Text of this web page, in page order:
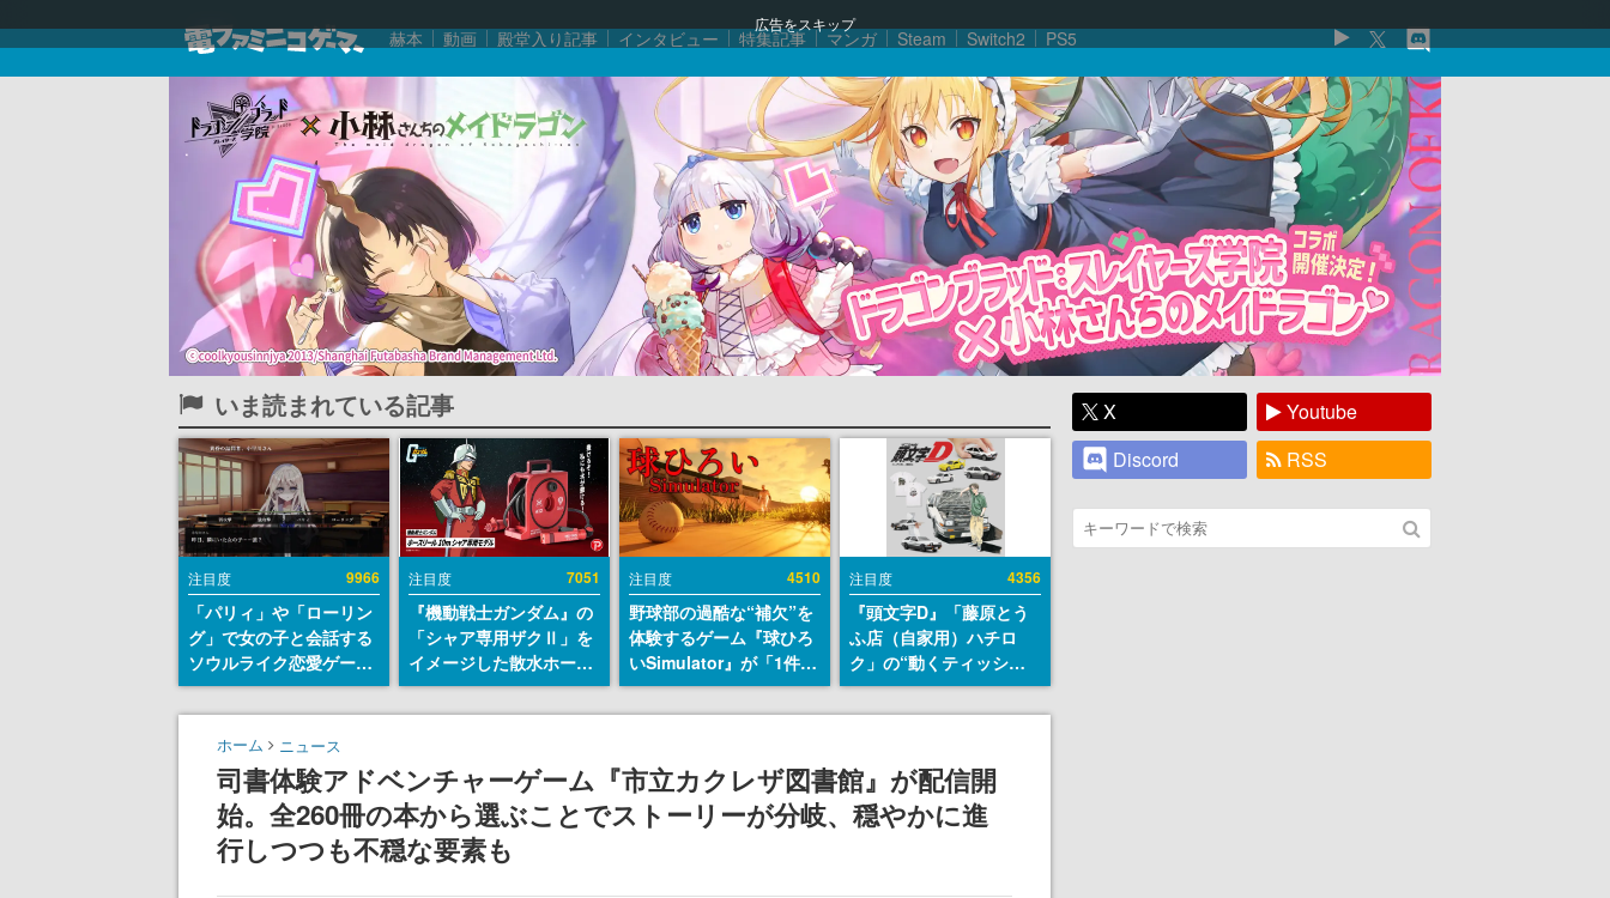
広告をスキップ
赫本 動画 殿堂入り記事 インタビュー 特集記事 マンガ Steam Switch2 PS5
いま読まれている記事
注目度 9966
「パリィ」や「ローリン
グ」で女の子と会話する
ソウルライク恋愛ゲーム
『小早川さんはソウルラ
イク』無料公開。返事に
失敗すると「YOU
DIED」
注目度 7051
『機動戦士ガンダム』の
「シャア専用ザクⅡ」を
イメージした散水ホース
リールが予約開始。本体
にはシャアのパーソナル
エンブレム、型式番号な
どを配置
注目度 4510
野球部の過酷な“補欠”を
体験するゲーム『球ひろ
いSimulator』が「1件」
のウィッシュリストをも
とにチェコ語に対応し
ダム・カム』開発元やチ
ェコのプロ野球選手から
称賛の声
注目度 4356
『頭文字D』「藤原とう
ふ店（自家用）ハチロ
ク」の“動くティッシュ
ケース”が買えるポップ
アップショップが開催
群馬の「イオンモール高
崎」にて、8月11日から8
月20日までの期間限定で
ホーム ニュース
司書体験アドベンチャーゲーム『市立カクレザ図書館』が配信開
始。全260冊の本から選ぶことでストーリーが分岐、穏やかに進
行しつつも不穏な要素も
X
Youtube
Discord
RSS